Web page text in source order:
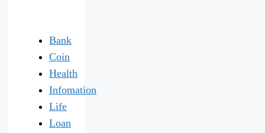
Bank
Coin
Health
Infomation
Life
Loan